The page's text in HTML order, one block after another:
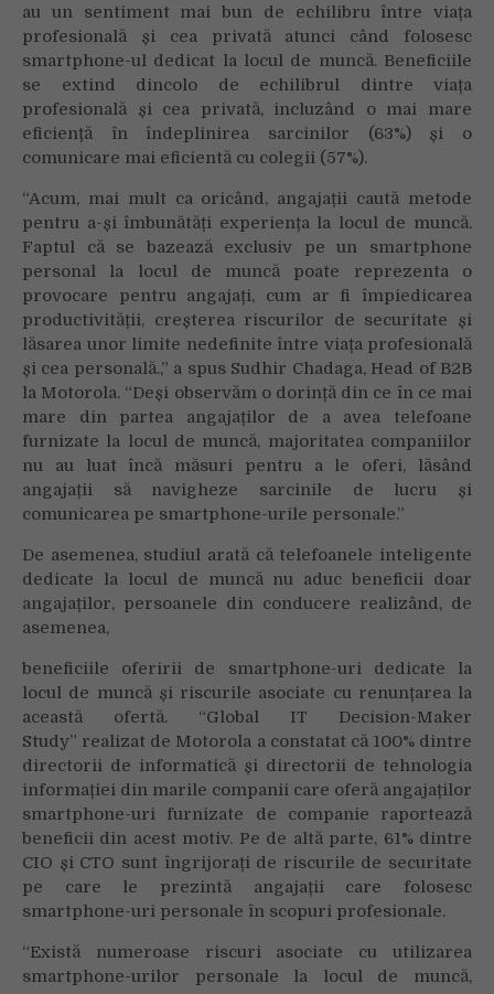
au un sentiment mai bun de echilibru între viața
profesională și cea privată atunci când folosesc
smartphone-ul dedicat la locul de muncă. Beneficiile
se extind dincolo de echilibrul dintre viața
profesională și cea privată, incluzând o mai mare
eficiență în îndeplinirea sarcinilor (63%) și o
comunicare mai eficientă cu colegii (57%).
“Acum, mai mult ca oricând, angajații caută metode
pentru a-și îmbunătăți experiența la locul de muncă.
Faptul că se bazează exclusiv pe un smartphone
personal la locul de muncă poate reprezenta o
provocare pentru angajați, cum ar fi împiedicarea
productivității, creșterea riscurilor de securitate și
lăsarea unor limite nedefinite între viața profesională
și cea personală.,” a spus Sudhir Chadaga, Head of B2B
la Motorola. “Deși observăm o dorință din ce în ce mai
mare din partea angajaților de a avea telefoane
furnizate la locul de muncă, majoritatea companiilor
nu au luat încă măsuri pentru a le oferi, lăsând
angajații să navigheze sarcinile de lucru și
comunicarea pe smartphone-urile personale.”
De asemenea, studiul arată că telefoanele inteligente
dedicate la locul de muncă nu aduc beneficii doar
angajaților, persoanele din conducere realizând, de
asemenea,
beneficiile oferirii de smartphone-uri dedicate la
locul de muncă și riscurile asociate cu renunțarea la
această ofertă. “Global IT Decision-Maker
Study” realizat de Motorola a constatat că 100% dintre
directorii de informatică și directorii de tehnologia
informației din marile companii care oferă angajaților
smartphone-uri furnizate de companie raportează
beneficii din acest motiv. Pe de altă parte, 61% dintre
CIO și CTO sunt îngrijorați de riscurile de securitate
pe care le prezintă angajații care folosesc
smartphone-uri personale în scopuri profesionale.
“Există numeroase riscuri asociate cu utilizarea
smartphone-urilor personale la locul de muncă,